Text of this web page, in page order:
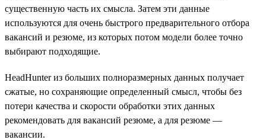
существенную часть их смысла. Затем эти данные
используются для очень быстрого предварительного отбора
вакансий и резюме, из которых потом модели более точно
выбирают подходящие.
HeadHunter из больших полноразмерных данных получает
сжатые, но сохраняющие определенный смысл, чтобы без
потери качества и скорости обработки этих данных
рекомендовать для вакансий резюме, а для резюме —
вакансии.